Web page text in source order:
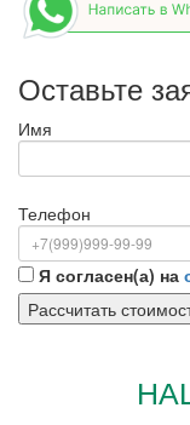
Оставьте
Имя
Телефон
Я согласен(а) на